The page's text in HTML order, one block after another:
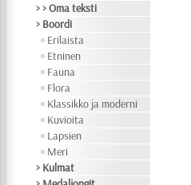
> > Oma teksti
> Boordi
Erilaista
Etninen
Fauna
Flora
Klassikko ja moderni
Kuvioita
Lapsien
Meri
> Kulmat